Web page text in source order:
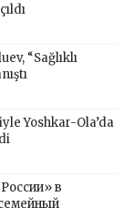
“Sağlıklı
Yoshkar-Ola’da
в